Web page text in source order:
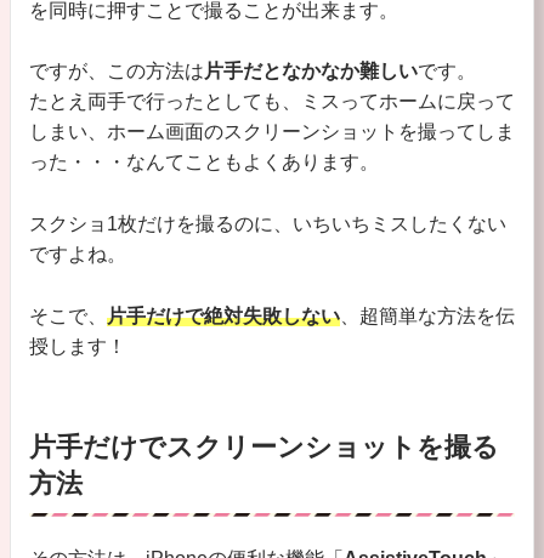
を同時に押すことで撮ることが出来ます。
ですが、この方法は 片手だとなかなか難しいです。
たとえ両手で行ったとしても、ミスってホームに戻って
しまい、ホーム画面のスクリーンショットを撮ってしま
った・・・なんてこともよくあります。
スクショ1枚だけを撮るのに、いちいちミスしたくない
ですよね。
そこで、 片手だけで絶対失敗しない 、超簡単な方法を伝
授します！
片手だけでスクリーンショットを撮る
方法